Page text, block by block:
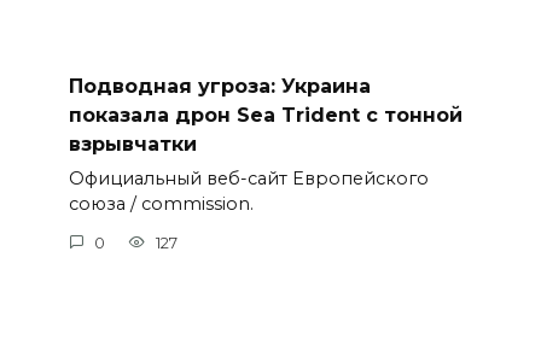
Подводная угроза: Украина
показала дрон Sea Trident с тонной
взрывчатки
Официальный веб-сайт Европейского
союза / commission.
0 127